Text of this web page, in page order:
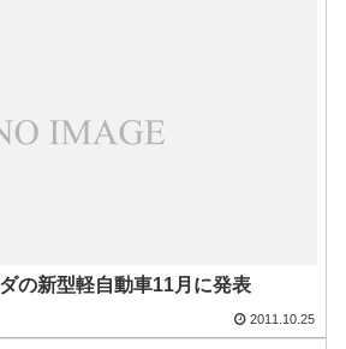
の新型軽自動車11月に発表
2011.10.25